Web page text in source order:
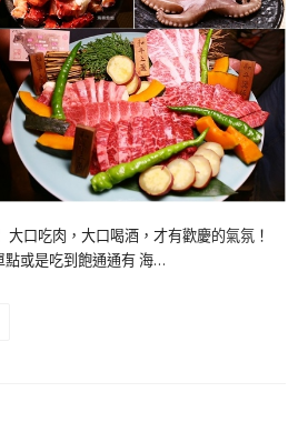
口吃肉，大口喝酒，才有歡慶的氣氛！
點或是吃到飽通通有 海…